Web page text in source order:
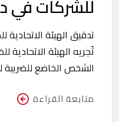
للشركات في
تدقيق الهيئة
تُجريه الهيئة الاتحادية
الشخص الخاضع للضريبة
متابعة القراءة